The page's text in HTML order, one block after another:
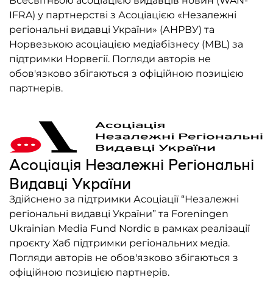
IFRA) у партнерстві з Асоціацією «Незалежні
регіональні видавці України» (АНРВУ) та
Норвезькою асоціацією медіабізнесу (MBL) за
підтримки Норвегії. Погляди авторів не
обов'язково збігаються з офіційною позицією
партнерів.
Асоціація Незалежні Регіональні
Видавці України
Здійснено за підтримки Асоціації “Незалежні
регіональні видавці України” та Foreningen
Ukrainian Media Fund Nordic в рамках реалізації
проєкту Хаб підтримки регіональних медіа.
Погляди авторів не обов'язково збігаються з
офіційною позицією партнерів.